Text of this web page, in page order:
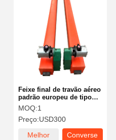
Feixe final de travão aéreo
padrão europeu de tipo
LD200, de carga pesada,
com roda de aço de
flanges duplos, para
travões ponteiros de 1-3T
MOQ:1
Preço:USD300
Melhor
Converse